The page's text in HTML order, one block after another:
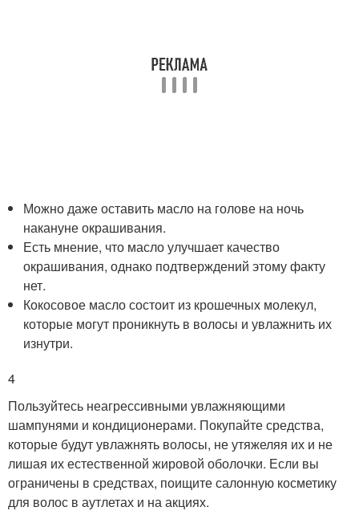
Можно даже оставить масло на голове на ночь
накануне окрашивания.
Есть мнение, что масло улучшает качество
окрашивания, однако подтверждений этому факту
нет.
Кокосовое масло состоит из крошечных молекул,
которые могут проникнуть в волосы и увлажнить их
изнутри.
4
Пользуйтесь неагрессивными увлажняющими
шампунями и кондиционерами. Покупайте средства,
которые будут увлажнять волосы, не утяжеляя их и не
лишая их естественной жировой оболочки. Если вы
ограничены в средствах, поищите салонную косметику
для волос в аутлетах и на акциях.